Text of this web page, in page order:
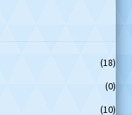
(18)
(0)
(10)